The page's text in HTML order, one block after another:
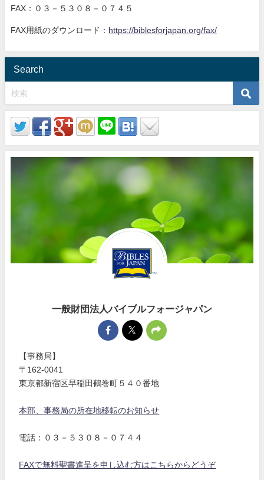
FAX：０３－５３０８－０７４５
FAX用紙のダウンロード： https://biblesforjapan.org/fax/
Search
一般財団法人バイブルフォージャパン
【事務局】
〒162-0041
東京都新宿区早稲田鶴巻町５４０番地
本部、事務局の所在地移転のお知らせ
電話：０３－５３０８－０７４４
FAXで無料聖書進呈を申し込む方はこちらからどうぞ